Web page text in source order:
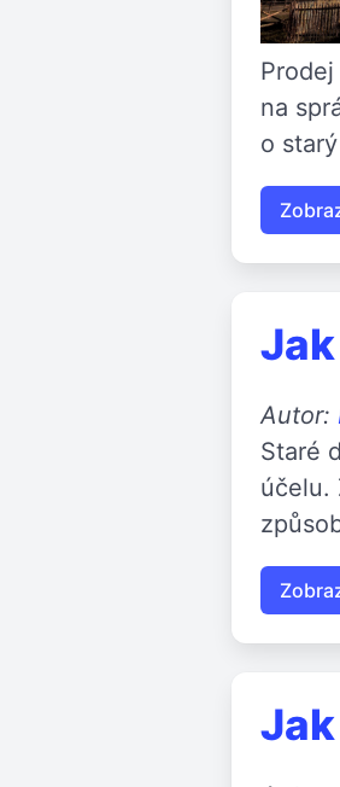
na
o
Autor:
Staré
účelu.